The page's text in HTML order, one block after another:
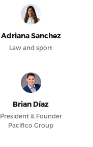
Adriana Sanchez
Law and sport
Brian Díaz
President & Founder
Pacifico Group